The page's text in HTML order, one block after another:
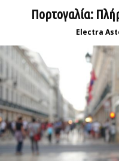
Πορτογαλία:
Electra